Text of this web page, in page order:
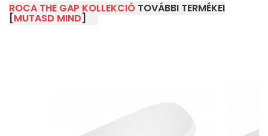
ROCA THE GAP KOLLEKCIÓ TOVÁBBI TERMÉKEI
[MUTASD MIND]